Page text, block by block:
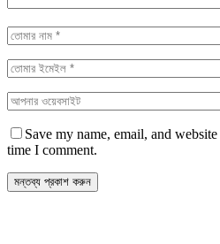
Save my name, email, and
time I comment.